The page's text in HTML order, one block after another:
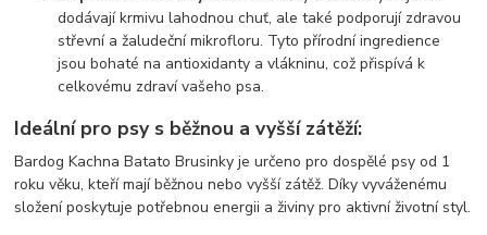
dodávají krmivu lahodnou chuť, ale také podporují zdravou
střevní a žaludeční mikrofloru. Tyto přírodní ingredience
jsou bohaté na antioxidanty a vlákninu, což přispívá k
celkovému zdraví vašeho psa.
Ideální pro psy s běžnou a vyšší zátěží:
Bardog Kachna Batato Brusinky je určeno pro dospělé psy od 1
roku věku, kteří mají běžnou nebo vyšší zátěž. Díky vyváženému
složení poskytuje potřebnou energii a živiny pro aktivní životní styl.